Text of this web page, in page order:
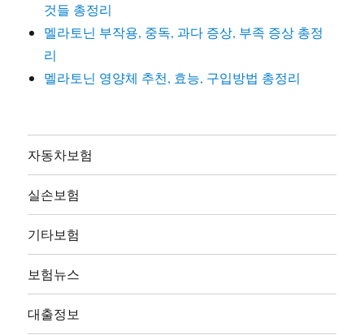
것들 총정리
멜라토닌 부작용, 중독, 과다 증상, 부족 증상 총정
리
멜라토닌 영양체 추천, 효능, 구입방법 총정리
자동차보험
실손보험
기타보험
보험뉴스
대출정보